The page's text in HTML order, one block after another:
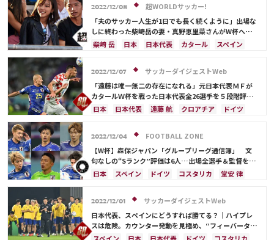
ポルトガル モロッコ 柴崎 岳
カタール
スペイン
川島 永嗣
シュミット・ダニエル
山根 視来
田中 碧 久保 建英
板倉 滉
伊藤 洋輝
2022/12/08
超WORLDサッカー!
「夫のサッカー人生が1日でも長く続くように」出場な
しに終わった柴崎岳の妻・真野恵里菜さんがW杯への
想いを綴る「今までとは全然違うものでした」
柴崎 岳 日本 日本代表 カタール
スペイン
2022/12/07
サッカーダイジェストWeb
「遠藤は唯一無二の存在になれる」元日本代表ＭＦが
カタールＷ杯を戦った日本代表全26選手を５段階評
価！「ただひとりの“Ｓ”は…」
日本 日本代表 遠藤 航 クロアチア
ドイツ
伊東 純也
守田 英正 三笘 薫
酒井 宏樹
前田 大然
カナダ 川島 永嗣
権田 修一
シュミット・ダニエル
谷 晃生
長友 佑都
谷口 彰悟
山根 視来 柴崎 岳
浅野 拓磨
鎌田 大地
板倉 滉 堂安 律
冨安 健洋
相馬 勇紀
伊藤 洋輝 町野 修斗
2022/12/04
FOOTBALL ZONE
【W杯】森保ジャパン「グループリーグ通信簿」 文
句なしの“Sランク”評価は6人…出場全選手＆監督を査
定
日本 スペイン ドイツ コスタリカ
堂安 律
田中 碧
鎌田 大地 冨安 健洋
谷 晃生
長友 佑都
谷口 彰悟 伊東 純也
上田 綺世
久保 建英
板倉 滉 前田 大然
遠藤 航
相馬 勇紀
伊藤 洋輝 カタール
川島 永嗣
2022/12/01
サッカーダイジェストWeb
日本代表、スペインにどうすれば勝てる？｜ハイプレ
スは危険。カウンター発動を見極め、“フィーバータイ
ム”の有効活用を【W杯】